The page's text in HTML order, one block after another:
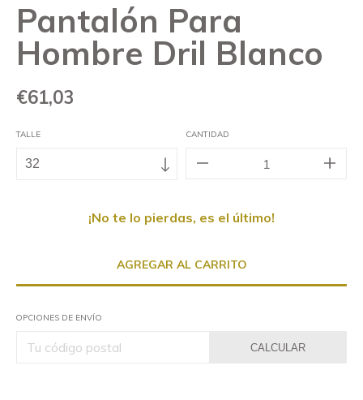
Pantalón Para
Hombre Dril Blanco
€61,03
TALLE CANTIDAD
¡No te lo pierdas, es el último!
OPCIONES DE ENVÍO
CALCULAR